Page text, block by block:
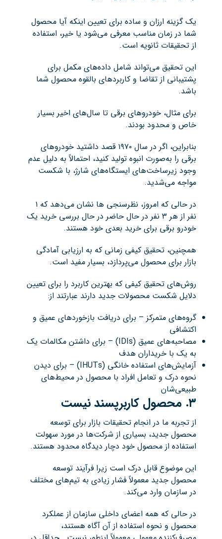
یک گزینه ارزان و ساده برای تعیین اینکه آیا محصول
شما در زمان مناسب معرفی می‌شود یا خیر، استفاده
از تحقیقات ثانویه است.
این تحقیق می‌تواند شامل داده‌های مکمل برای
پشتیبانی از تقاضا و کاربردهای بالقوه محصول شما
باشد.
برای مثال، خودروهای برقی تا سال‌های اخیر بسیار
خاص و محدود بودند.
بنابراین، اگر در سال ۱۹۷۰ قصد داشتید خودروهای
برقی را به‌صورت انبوه تولید کنید، احتمالاً به دلیل عدم
وجود زیرساخت‌های ایستگاه‌های شارژ، با شکست
مواجه می‌شدید.
در حالی که امروز، نظرسنجی ها نشان می‌دهد که ۱
نفر از هر ۳ نفر در حال حاضر در حال بررسی خرید یک
خودرو برقی برای خرید بعدی خود هستند.
همچنین، تحقیق کیفی زمانی که به ارزیابی آمادگی
بازار برای محصول می‌پردازد، بسیار مفید است.
روش‌های تحقیق کیفی که بهترین کاربرد را برای تعیین
دلایل شکست محصولات جدید دارند عبارتند از:
گروه‌های متمرکز – برای دریافت بازخوردهای عمیق و
اکتشافی
مصاحبه‌های عمیق (IDIs) – برای داشتن مکالمات یک
به یک با خریداران هدف
آزمایش‌های استفاده خانگی (IHUTs) – برای دیدن
نحوه درک و تعامل افراد با محصول در محیط‌های
طبیعی‌شان
۳. محصول کاربرپسند نیست
از تجربه ما در انجام تحقیقات بازار برای توسعه
محصول جدید، بسیاری از شرکت‌ها در مورد سهولت
استفاده از محصول خود دچار دیدگاه محدود هستند.
این موضوع قابل درک است زیرا فرآیند توسعه
محصول جدید معمولاً فشار زیادی به تیم‌های مختلف
در سازمان وارد می‌کند.
در حالی که همه اعضای داخلی سازمان از عملکرد
محصول و نحوه استفاده از آن آگاه هستند،